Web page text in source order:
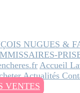
NUGUES &
Accueil
Actualités
VENTES